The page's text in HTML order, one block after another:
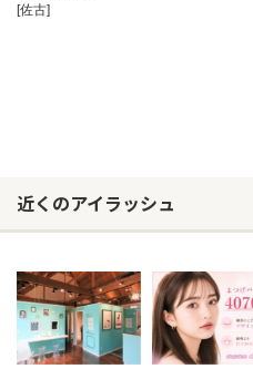
[佐古]
近くのアイラッシュ